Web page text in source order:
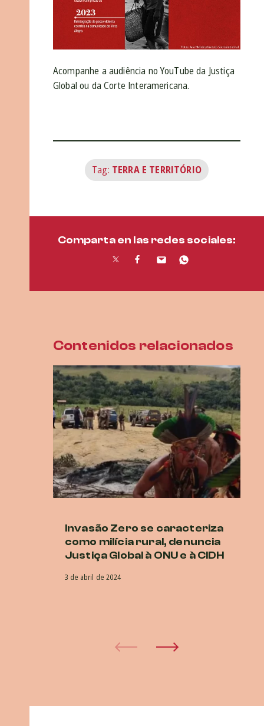
Acompanhe a audiência no YouTube da Justiça
Global ou da Corte Interamericana.
Tag: TERRA E TERRITÓRIO
Comparta en las redes sociales:
Contenidos relacionados
Invasão Zero se caracteriza
como milícia rural, denuncia
Justiça Global à ONU e à CIDH
3 de abril de 2024